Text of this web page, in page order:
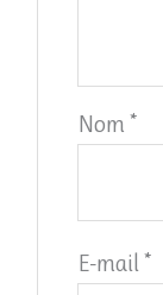
Nom*
E-mail*